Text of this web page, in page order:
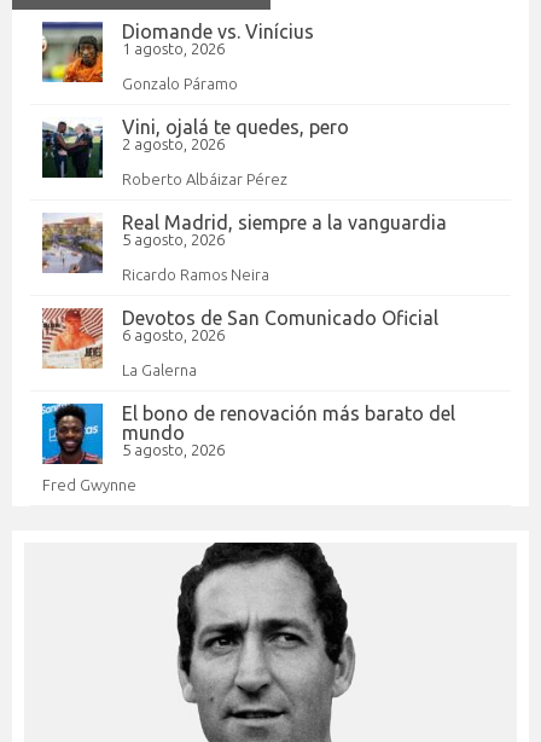
Diomande vs. Vinícius
1 agosto, 2026
Gonzalo Páramo
Vini, ojalá te quedes, pero
2 agosto, 2026
Roberto Albáizar Pérez
Real Madrid, siempre a la vanguardia
5 agosto, 2026
Ricardo Ramos Neira
Devotos de San Comunicado Oficial
6 agosto, 2026
La Galerna
El bono de renovación más barato del
mundo
5 agosto, 2026
Fred Gwynne